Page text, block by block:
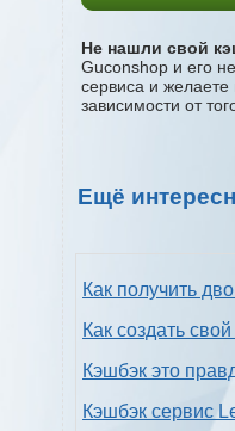
Не нашли свой
Guconshop и его
сервиса и желаете
зависимости от
Ещё
Как получить
Как создать
Кэшбэк это
Кэшбэк сервис